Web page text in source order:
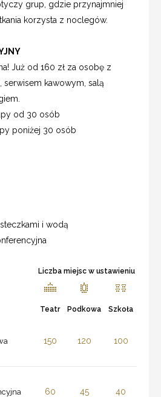
grup, gdzie przynajmniej
korzysta z noclegów.
Już od 160 zł za osobę z
serwisem kawowym, salą
od 30 osób
poniżej 30 osób
i wodą
Liczba miejsc w ustawieniu
Teatr Podkowa Szkoła
150 120 100
60 45 40